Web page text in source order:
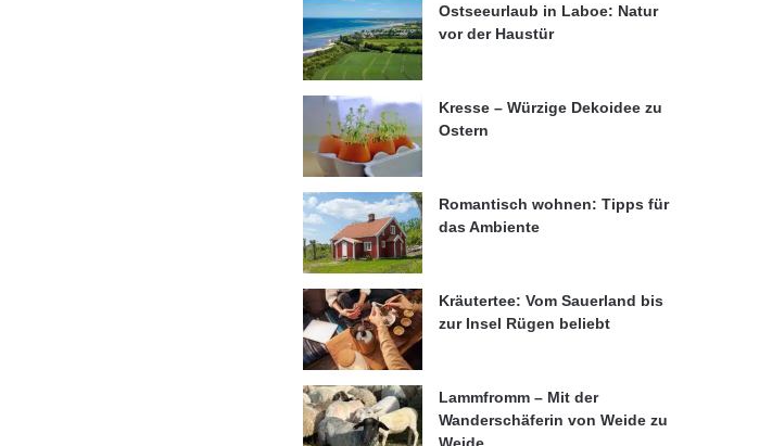
Ostseeurlaub in Laboe: Natur
vor der Haustür
Kresse – Würzige Dekoidee zu
Ostern
Romantisch wohnen: Tipps für
das Ambiente
Kräutertee: Vom Sauerland bis
zur Insel Rügen beliebt
Lammfromm – Mit der
Wanderschäferin von Weide zu